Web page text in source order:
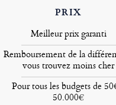
PRIX
Meilleur prix garanti
Remboursement de la
vous trouvez moins cher
Pour tous les budgets de
50.000€